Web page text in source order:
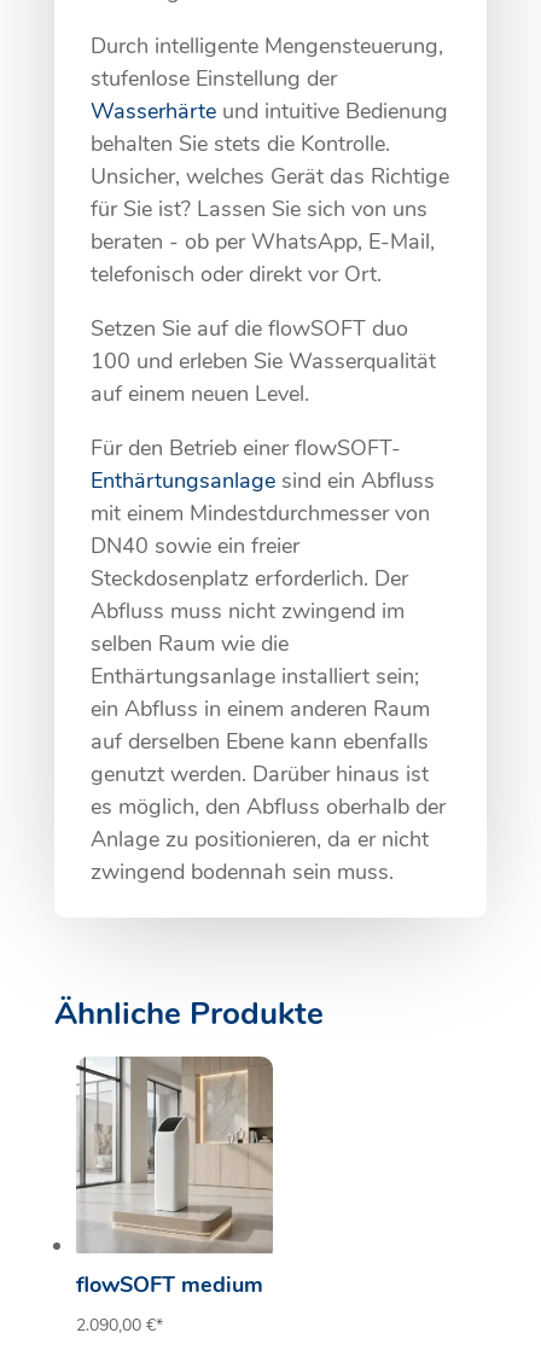
Durch intelligente Mengensteuerung,
stufenlose Einstellung der
Wasserhärteund intuitive Bedienung
behalten Sie stets die Kontrolle.
Unsicher, welches Gerät das Richtige
für Sie ist? Lassen Sie sich von uns
beraten - ob per WhatsApp, E-Mail,
telefonisch oder direkt vor Ort.
Setzen Sie auf die flowSOFT duo
100 und erleben Sie Wasserqualität
auf einem neuen Level.
Für den Betrieb einer flowSOFT-
Enthärtungsanlagesind ein Abfluss
mit einem Mindestdurchmesser von
DN40 sowie ein freier
Steckdosenplatz erforderlich. Der
Abfluss muss nicht zwingend im
selben Raum wie die
Enthärtungsanlage installiert sein;
ein Abfluss in einem anderen Raum
auf derselben Ebene kann ebenfalls
genutzt werden. Darüber hinaus ist
es möglich, den Abfluss oberhalb der
Anlage zu positionieren, da er nicht
zwingend bodennah sein muss.
Ähnliche Produkte
flowSOFT medium
2.090,00 €*